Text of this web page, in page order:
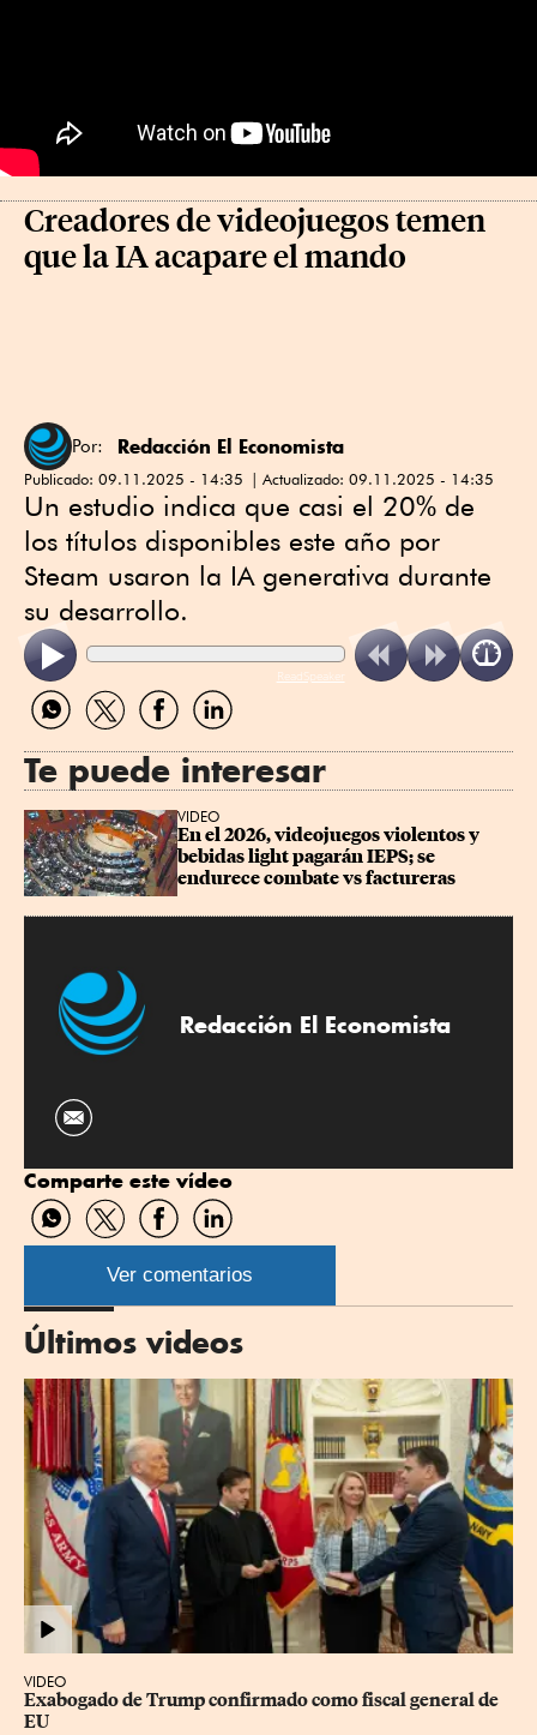
Creadores de videojuegos temen
que la IA acapare el mando
Por: Redacción El Economista
Publicado: 09.11.2025 - 14:35 Actualizado: 09.11.2025 - 14:35
Un estudio indica que casi el 20% de
los títulos disponibles este año por
Steam usaron la IA generativa durante
su desarrollo.
ReadSpeaker
Compartir
por
Compartir
por
Compartir
por
Compartir
por
Te puede interesar
VIDEO
En el 2026, videojuegos violentos y
bebidas light pagarán IEPS; se
endurece combate vs factureras
Redacción El Economista
Comparte este vídeo
Compartir
por
WhatsApp
Compartir
por
Twitter
Compartir
por
Facebook
Compartir
por
Linkedin
Ver comentarios
Últimos videos
VIDEO
Exabogado de Trump confirmado como fiscal general de
EU